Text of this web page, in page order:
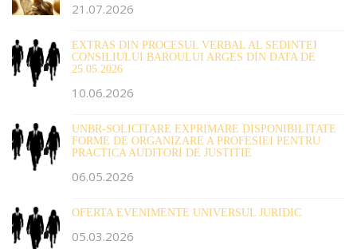
21.07.2026
EXTRAS DIN PROCESUL VERBAL AL SEDINTEI
CONSILIULUI BAROULUI ARGES DIN DATA DE
25.05.2026
10.06.2026
UNBR-SOLICITARE EXPRIMARE DISPONIBILITATE
FORME DE ORGANIZARE A PROFESIEI PENTRU
PRACTICA AUDITORI DE JUSTITIE
06.05.2026
OFERTA EVENIMENTE UNIVERSUL JURIDIC
05.03.2026